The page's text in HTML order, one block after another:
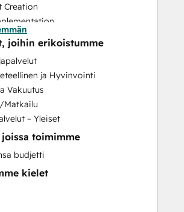
Creation
Marketing
Automation
Marketing Alignment
and Training
Optimization
Design
Development
joihin erikoistumme
ja Hyvinvointi
Vakuutus
Matkailu
– Yleiset
toimimme
budjetti
kielet